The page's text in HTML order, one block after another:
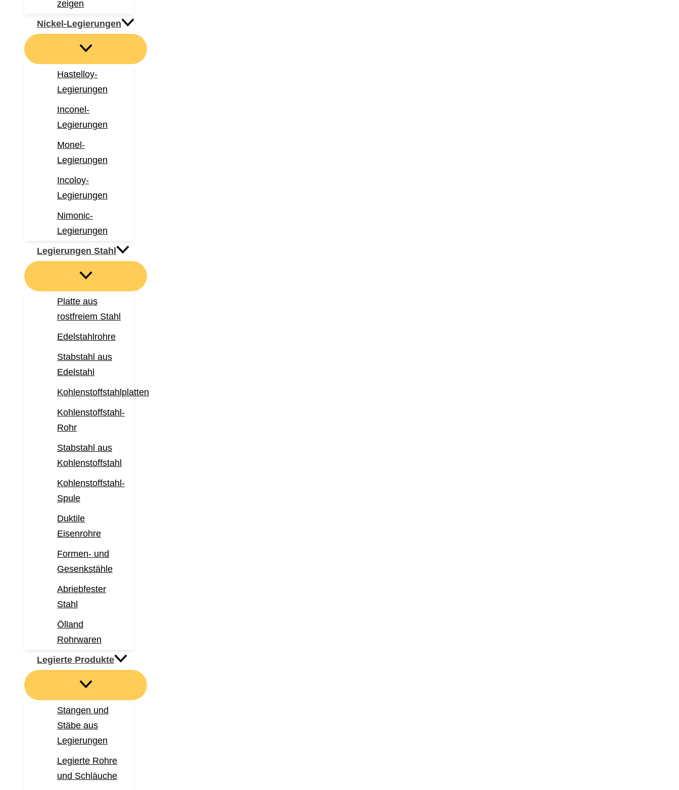
zeigen
Nickel-Legierungen
Hastelloy-
Legierungen
Inconel-
Legierungen
Monel-
Legierungen
Incoloy-
Legierungen
Nimonic-
Legierungen
Legierungen Stahl
Platte aus
rostfreiem Stahl
Edelstahlrohre
Stabstahl aus
Edelstahl
Kohlenstoffstahlplatten
Kohlenstoffstahl-
Rohr
Stabstahl aus
Kohlenstoffstahl
Kohlenstoffstahl-
Spule
Duktile
Eisenrohre
Formen- und
Gesenkstähle
Abriebfester
Stahl
Ölland
Rohrwaren
Legierte Produkte
Stangen und
Stäbe aus
Legierungen
Legierte Rohre
und Schläuche